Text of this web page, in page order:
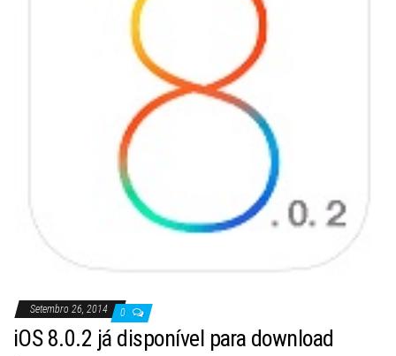
Setembro 26, 2014 0
iOS 8.0.2 já disponível para download